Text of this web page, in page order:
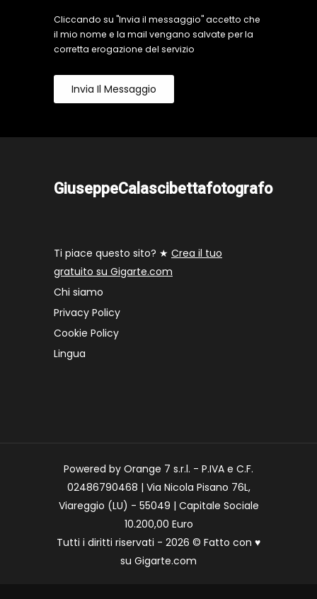
Cliccando su "Invia il messaggio" accetto che
il mio nome e la mail vengano salvate per la
corretta erogazione del servizio
Invia Il Messaggio
GiuseppeCalascibettafotografo
Ti piace questo sito? ★ Crea il tuo
gratuito su Gigarte.com
Chi siamo
Privacy Policy
Cookie Policy
Lingua
Powered by Orange 7 s.r.l. - P.IVA e C.F.
02486790468 | Via Nicola Pisano 76L,
Viareggio (LU) - 55049 | Capitale Sociale
10.200,00 Euro
Tutti i diritti riservati - 2026 © Fatto con ♥
su Gigarte.com